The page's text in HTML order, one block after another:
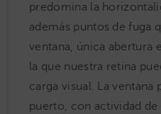
predomina la
además puntos de fuga
ventana, única abertura
la que nuestra retina
carga visual. La ventana
puerto, con actividad